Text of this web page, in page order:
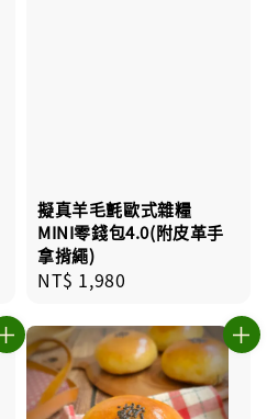
擬真羊毛氈歐式雜糧
MINI零錢包4.0(附皮革手
拿揹繩)
Regular
NT$ 1,980